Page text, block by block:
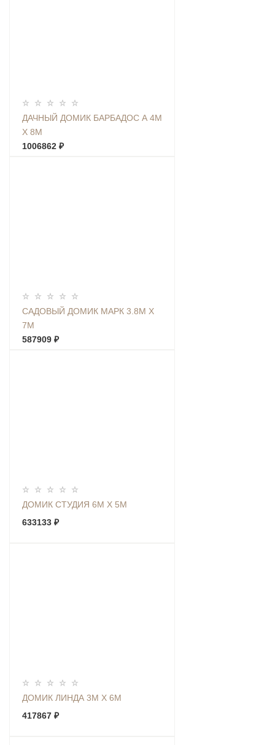
ДАЧНЫЙ ДОМИК БАРБАДОС А 4М
Х 8М
1006862 ₽
САДОВЫЙ ДОМИК МАРК 3.8М Х
7М
587909 ₽
ДОМИК СТУДИЯ 6М Х 5М
633133 ₽
ДОМИК ЛИНДА 3М Х 6М
417867 ₽